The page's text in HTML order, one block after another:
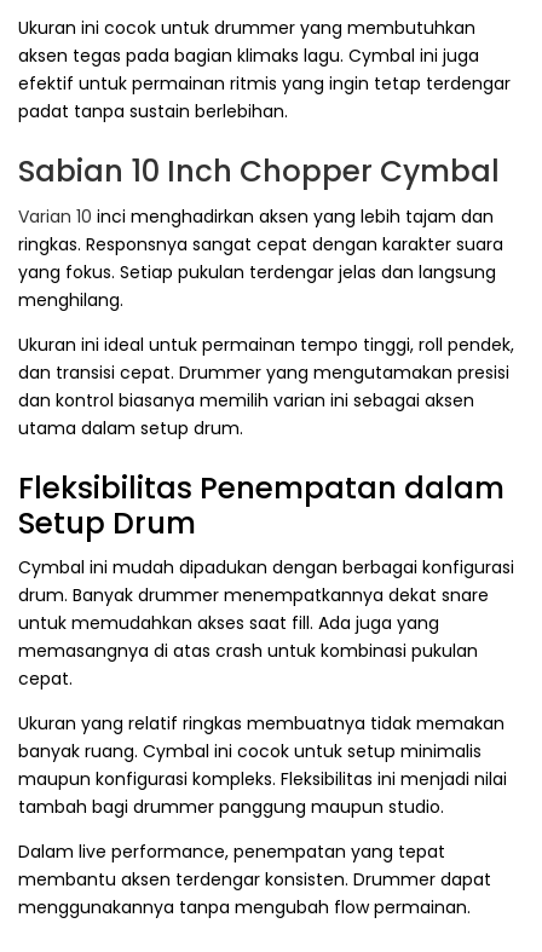
Ukuran ini cocok untuk drummer yang membutuhkan
aksen tegas pada bagian klimaks lagu. Cymbal ini juga
efektif untuk permainan ritmis yang ingin tetap terdengar
padat tanpa sustain berlebihan.
Sabian 10 Inch Chopper Cymbal
Varian 10 inci menghadirkan aksen yang lebih tajam dan
ringkas. Responsnya sangat cepat dengan karakter suara
yang fokus. Setiap pukulan terdengar jelas dan langsung
menghilang.
Ukuran ini ideal untuk permainan tempo tinggi, roll pendek,
dan transisi cepat. Drummer yang mengutamakan presisi
dan kontrol biasanya memilih varian ini sebagai aksen
utama dalam setup drum.
Fleksibilitas Penempatan dalam
Setup Drum
Cymbal ini mudah dipadukan dengan berbagai konfigurasi
drum. Banyak drummer menempatkannya dekat snare
untuk memudahkan akses saat fill. Ada juga yang
memasangnya di atas crash untuk kombinasi pukulan
cepat.
Ukuran yang relatif ringkas membuatnya tidak memakan
banyak ruang. Cymbal ini cocok untuk setup minimalis
maupun konfigurasi kompleks. Fleksibilitas ini menjadi nilai
tambah bagi drummer panggung maupun studio.
Dalam live performance, penempatan yang tepat
membantu aksen terdengar konsisten. Drummer dapat
menggunakannya tanpa mengubah flow permainan.